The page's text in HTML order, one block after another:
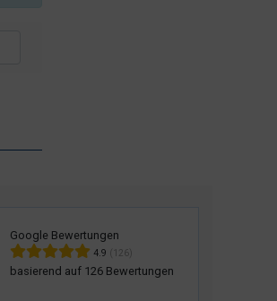
Google Bewertungen
4.9 (126)
basierend auf 126 Bewertungen